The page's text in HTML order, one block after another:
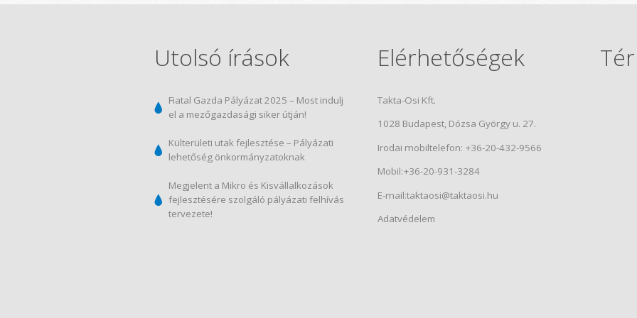
Utolsó írások
Fiatal Gazda Pályázat 2025 – Most indulj
el a mezőgazdasági siker útján!
Külterületi utak fejlesztése – Pályázati
lehetőség önkormányzatoknak
Megjelent a Mikro és Kisvállalkozások
fejlesztésére szolgáló pályázati felhívás
tervezete!
Elérhetőségek
Takta-Osi Kft.
1028 Budapest, Dózsa György u. 27.
Irodai mobiltelefon: +36-20-432-9566
Mobil:+36-20-931-3284
E-mail:taktaosi@taktaosi.hu
Adatvédelem